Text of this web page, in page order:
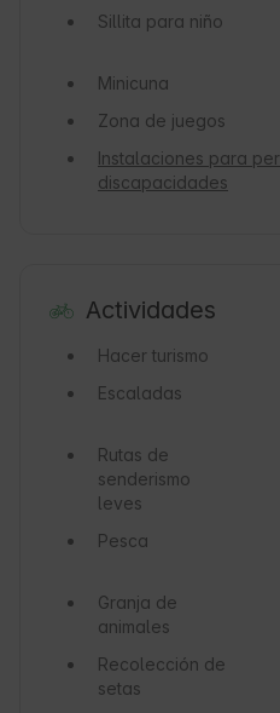
Sillita para niño
Minicuna
Zona de juegos
Instalaciones para
discapacidades
Actividades
Hacer turismo
Escaladas
Rutas de
senderismo
leves
Pesca
Granja de
animales
Recolección de
setas